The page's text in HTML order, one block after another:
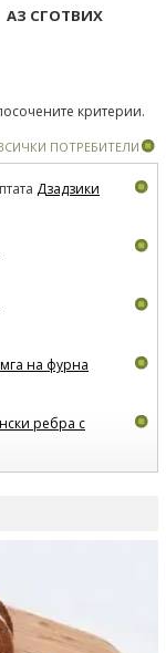
АЗ СГОТВИХ
критерии.
ПОТРЕБИТЕЛИ
Дзадзики
на фурна
ребра с